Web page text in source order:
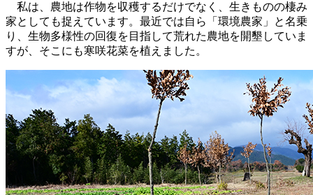
私は、農地は作物を収穫するだけでなく、生きものの棲み
家としても捉えています。最近では自ら「環境農家」と名乗
り、生物多様性の回復を目指して荒れた農地を開墾していま
すが、そこにも寒咲花菜を植えました。